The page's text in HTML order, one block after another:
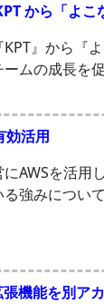
から「よこ
』から『
ムの成長を促
効活用
AWSを活用
強みについ
機能を別ア